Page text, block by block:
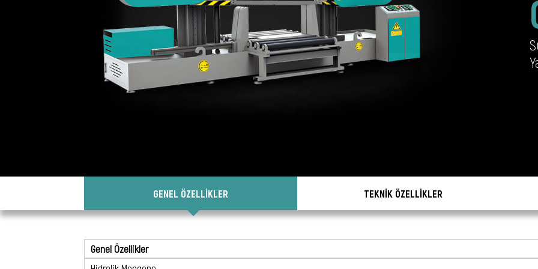
GENEL ÖZELLİKLER TEKNİK ÖZELLİKLER
Genel Özellikler